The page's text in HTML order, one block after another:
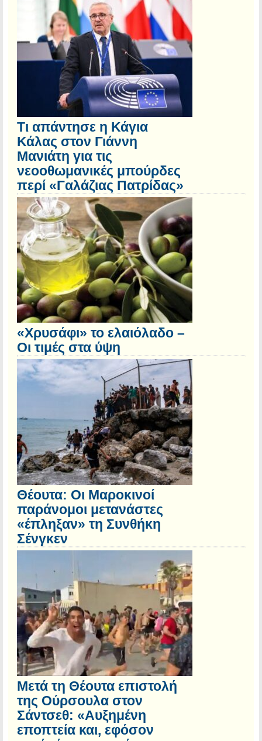
Τι απάντησε η Κάγια
Κάλας στον Γιάννη
Μανιάτη για τις
νεοοθωμανικές μπούρδες
περί «Γαλάζιας Πατρίδας»
«Χρυσάφι» το ελαιόλαδο –
Οι τιμές στα ύψη
Θέουτα: Οι Μαροκινοί
παράνομοι μετανάστες
«έπληξαν» τη Συνθήκη
Σένγκεν
Μετά τη Θέουτα επιστολή
της Ούρσουλα στον
Σάντσεθ: «Αυξημένη
εποπτεία και, εφόσον